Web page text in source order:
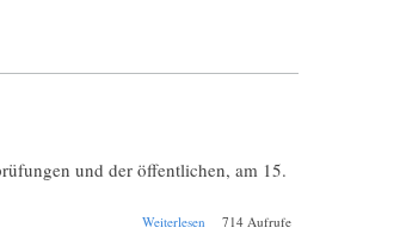
und der öffentlichen, am 15.
Weiterlesen über Schul-
714 Aufrufe